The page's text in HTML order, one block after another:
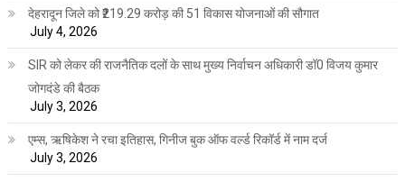
देहरादून जिले को ₹219.29 करोड़ की 51 विकास योजनाओं की सौगात
July 4, 2026
SIR को लेकर की राजनैतिक दलों के साथ मुख्य निर्वाचन अधिकारी डॉ0 विजय कुमार
जोगदंडे की बैठक
July 3, 2026
एम्स, ऋषिकेश ने रचा इतिहास, गिनीज बुक ऑफ वर्ल्ड रिकॉर्ड में नाम दर्ज
July 3, 2026